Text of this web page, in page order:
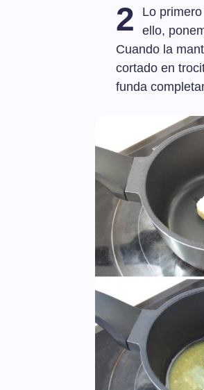
2
Lo
ello,
Cuando la
cortado en
funda